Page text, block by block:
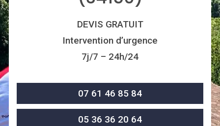
DEVIS GRATUIT
Intervention d’urgence
7j/7 – 24h/24
07 61 46 85 84
05 36 36 20 64